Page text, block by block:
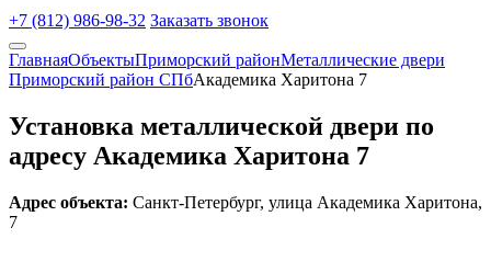
+7 (812) 986-98-32 Заказать звонок
ГлавнаяОбъектыПриморский районМеталлические двери
Приморский район СПбАкадемика Харитона 7
Установка металлической двери по
адресу Академика Харитона 7
Адрес объекта: Санкт-Петербург, улица Академика Харитона,
7